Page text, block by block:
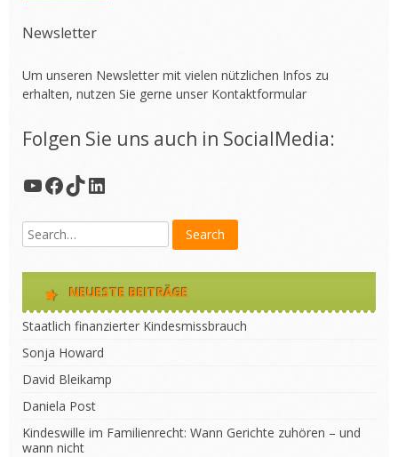
Newsletter
Um unseren Newsletter mit vielen nützlichen Infos zu
erhalten, nutzen Sie gerne unser Kontaktformular
Folgen Sie uns auch in SocialMedia:
YouTube
Facebook
TikTok
LinkedIn
NEUESTE BEITRÄGE
Staatlich finanzierter Kindesmissbrauch
Sonja Howard
David Bleikamp
Daniela Post
Kindeswille im Familienrecht: Wann Gerichte zuhören – und
wann nicht